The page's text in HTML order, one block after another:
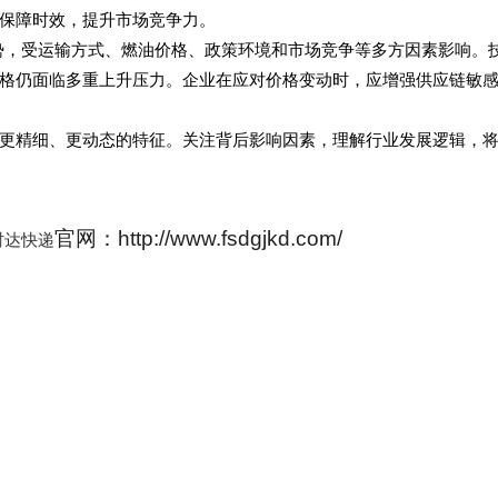
障时效，提升市场竞争力。
受运输方式、燃油价格、政策环境和市场竞争等多方因素影响。
面临多重上升压力。企业在应对价格变动时，应增强供应链敏感
精细、更动态的特征。关注背后影响因素，理解行业发展逻辑，
达快递官网：http://www.fsdgjkd.com/